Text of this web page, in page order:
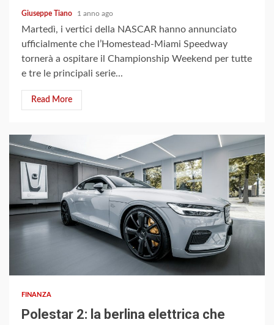
Giuseppe Tiano 1 anno ago
Martedì, i vertici della NASCAR hanno annunciato
ufficialmente che l’Homestead-Miami Speedway
tornerà a ospitare il Championship Weekend per tutte
e tre le principali serie...
Read More
FINANZA
Polestar 2: la berlina elettrica che